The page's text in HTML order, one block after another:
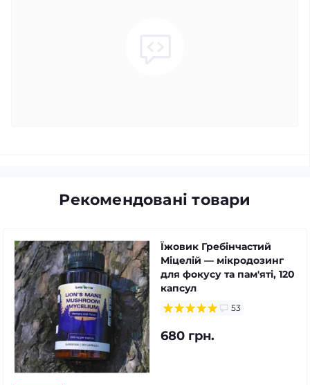
Рекомендовані товари
Їжовик Гребінчастий
Міцелій — мікродозинг
для фокусу та пам'яті, 120
капсул
53
680 грн.